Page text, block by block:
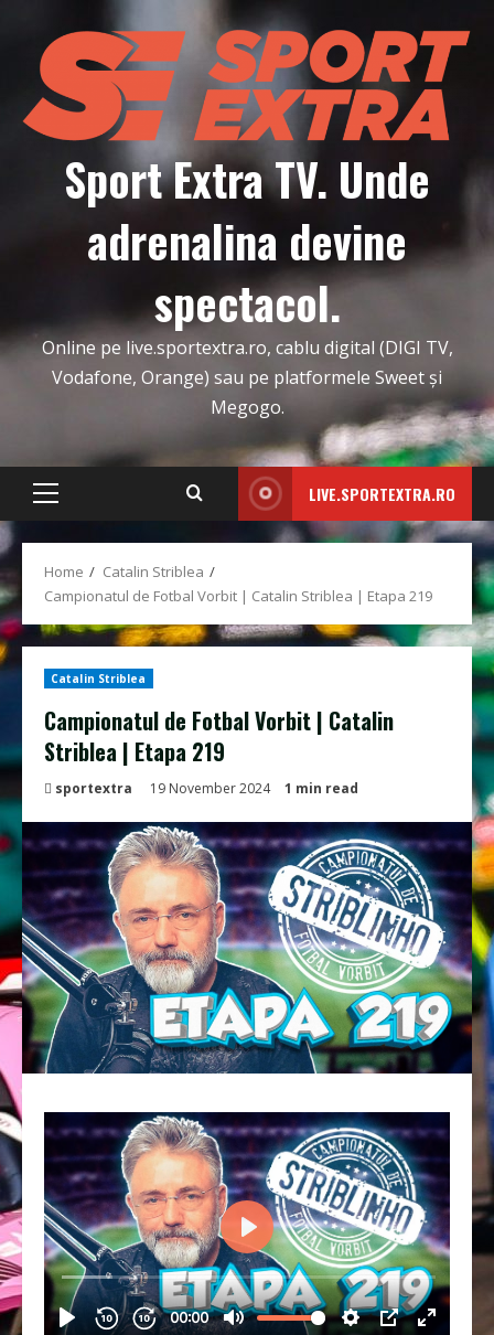
content
Sport Extra TV. Unde
adrenalina devine
spectacol.
Online pe live.sportextra.ro, cablu digital (DIGI TV,
Vodafone, Orange) sau pe platformele Sweet și
Megogo.
Primary
LIVE.SPORTEXTRA.RO
Home
Catalin Striblea
Campionatul de Fotbal Vorbit | Catalin Striblea | Etapa 219
Catalin Striblea
Campionatul de Fotbal Vorbit | Catalin
Striblea | Etapa 219
sportextra 19 November 2024 1 min read